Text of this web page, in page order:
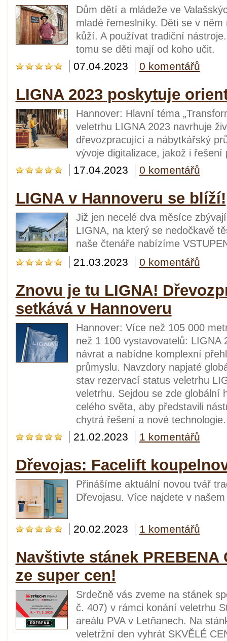
Dům dětí a mládeže ve
mladé řemeslníky. Děti se v
kůží. A používat tradiční
tomu se děti mají od koho učit.
07.04.2023 0 komentářů
LIGNA 2023 poskytuje
Hannover: Hlavní téma
veletrhu LIGNA 2023 navrhuje
dřevozpracující a nábytkářský
vývoje digitalizace, jakož i
17.04.2023 0 komentářů
LIGNA v Hannoveru se blíží!
Již jen necelé dva měsíce
LIGNA, na který se nedočkavě
naše čtenáře nabízíme
21.03.2023 0 komentářů
Znovu je tu LIGNA!
setkává v Hannoveru
Hannover: Více než 105 000
než 1 100 vystavovatelů:
návrat a nabídne komplexní
průmyslu. Navzdory napjaté
stav rezervací status veletrhu
veletrhu. Sejdou se zde globální
celého světa, aby představili
chytrá řešení a nové technologie.
21.02.2023 1 komentářů
Dřevojas: Facelift
Přinášíme aktuální novou tvář
Dřevojasu. Více najdete v
20.02.2023 1 komentářů
Navštivte stánek
ze super cen!
Srdečně vás zveme na stánek
č. 407) v rámci konání veletrhu
areálu PVA v Letňanech. Na
veletržní den vyhrát SKVĚLÉ